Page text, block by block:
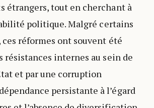
étrangers, tout en cherchant à
politique. Malgré certains
réformes ont souvent été
résistances internes au sein de
et par une corruption
persistante à l’égard